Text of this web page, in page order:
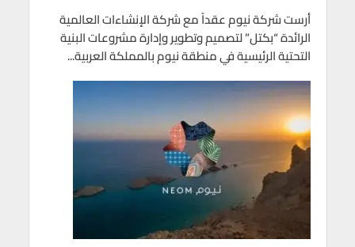
أرست شركة نيوم عقداً مع شركة الإنشاءات العالمية
الرائدة “بكتل” لتصميم وتطوير وإدارة مشروعات البنية
التحتية الرئيسية في منطقة نيوم بالمملكة العربية...